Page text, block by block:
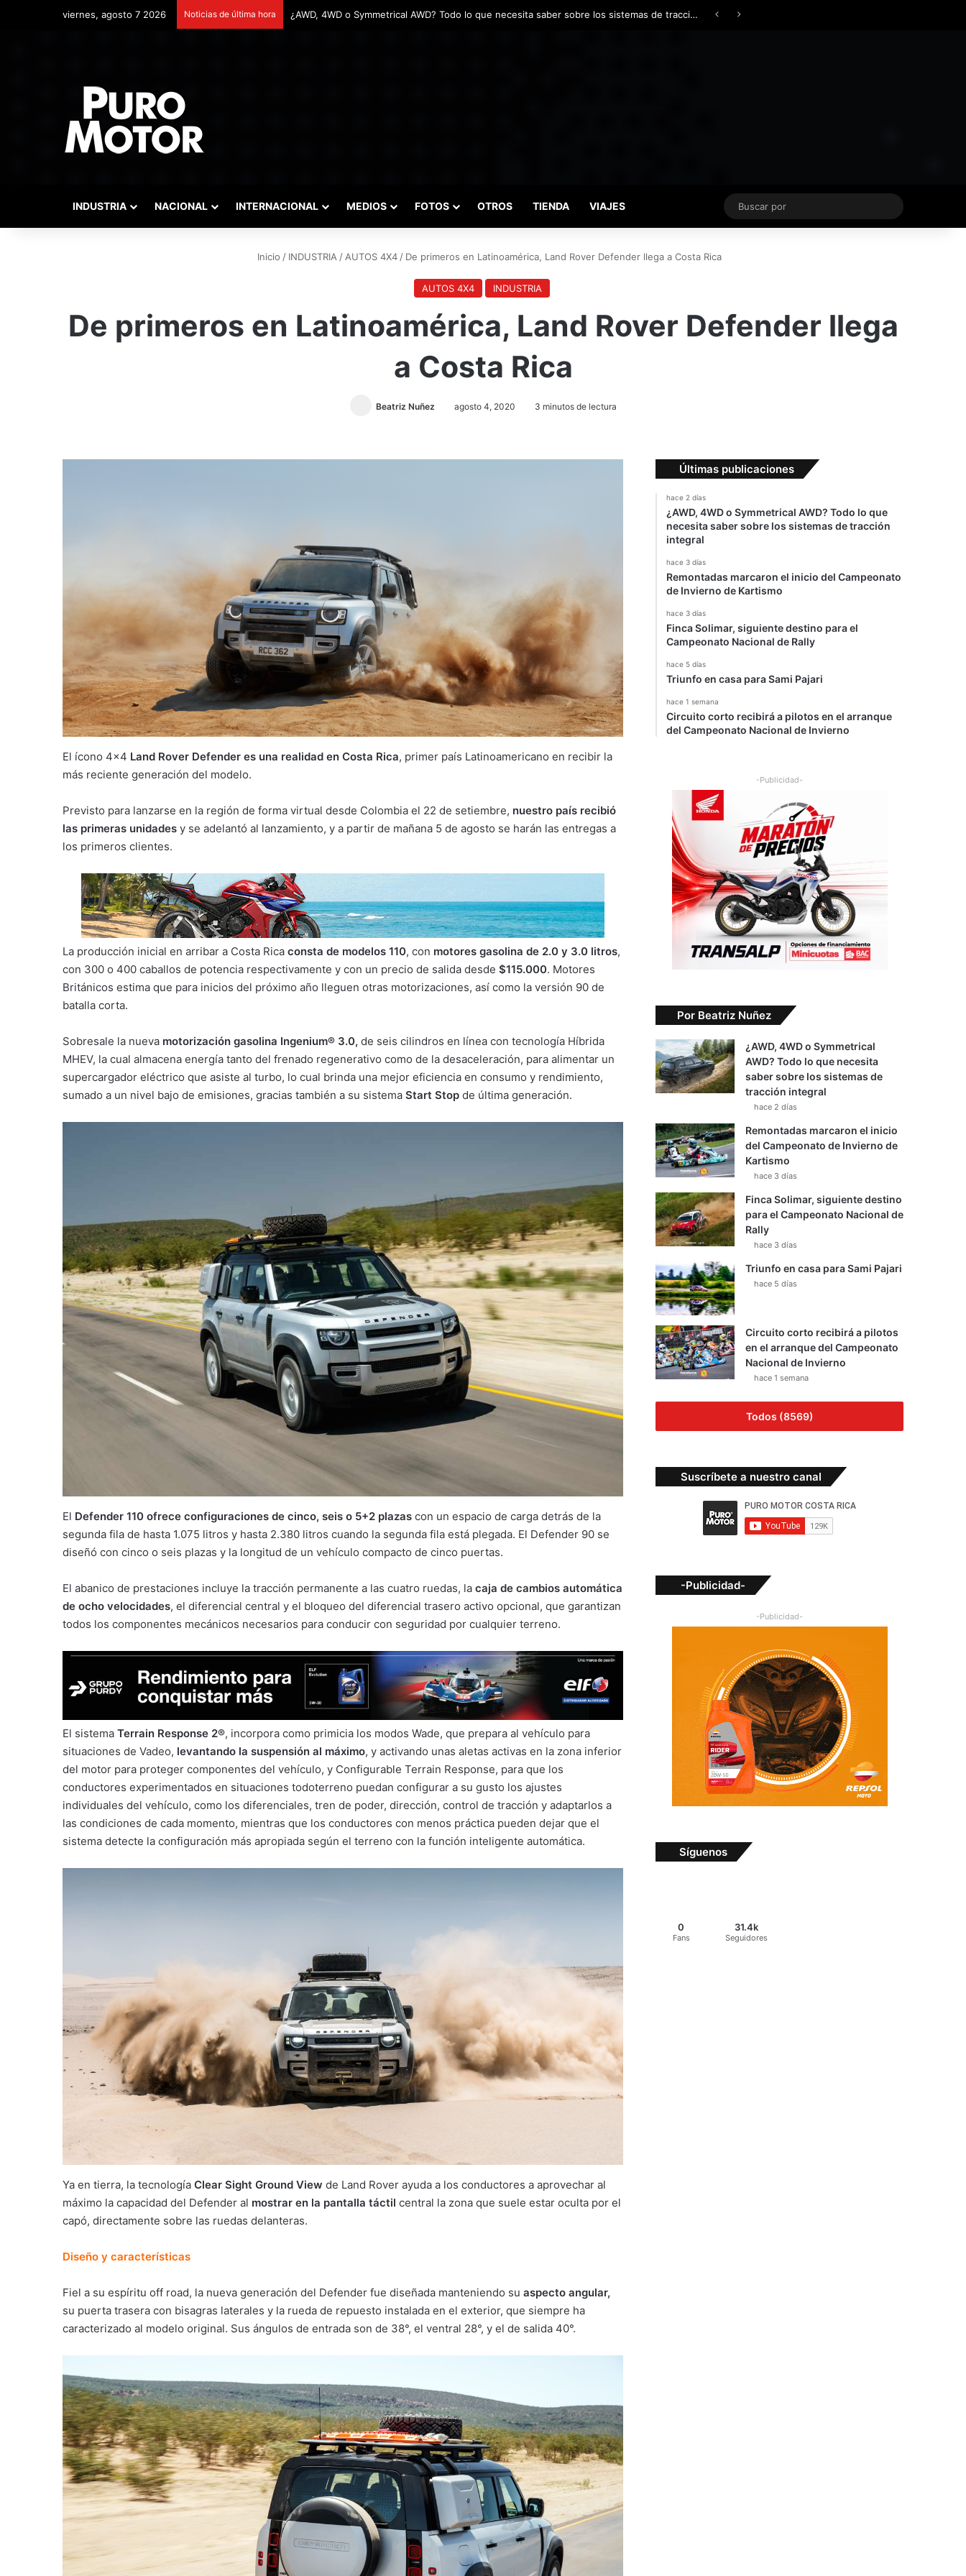
viernes, agosto 7 2026 Noticias de última hora Remontadas marcaron el inicio del Campeonato de Invierno de Kartismo
INDUSTRIA NACIONAL INTERNACIONAL MEDIOS FOTOS OTROS TIENDA VIAJES
Buscar
por
Inicio / INDUSTRIA / AUTOS 4X4 / De primeros en Latinoamérica, Land Rover Defender llega a Costa Rica
AUTOS 4X4 INDUSTRIA
De primeros en Latinoamérica, Land Rover Defender llega
a Costa Rica
Beatriz Nuñez agosto 4, 2020 3 minutos de lectura
El ícono 4×4 Land Rover Defender es una realidad en Costa Rica, primer país Latinoamericano en recibir la
más reciente generación del modelo.
Previsto para lanzarse en la región de forma virtual desde Colombia el 22 de setiembre, nuestro país recibió
las primeras unidades y se adelantó al lanzamiento, y a partir de mañana 5 de agosto se harán las entregas a
los primeros clientes.
La producción inicial en arribar a Costa Rica consta de modelos 110, con motores gasolina de 2.0 y 3.0 litros,
con 300 o 400 caballos de potencia respectivamente y con un precio de salida desde $115.000. Motores
Británicos estima que para inicios del próximo año lleguen otras motorizaciones, así como la versión 90 de
batalla corta.
Sobresale la nueva motorización gasolina Ingenium® 3.0, de seis cilindros en línea con tecnología Híbrida
MHEV, la cual almacena energía tanto del frenado regenerativo como de la desaceleración, para alimentar un
supercargador eléctrico que asiste al turbo, lo cual brinda una mejor eficiencia en consumo y rendimiento,
sumado a un nivel bajo de emisiones, gracias también a su sistema Start Stop de última generación.
El Defender 110 ofrece configuraciones de cinco, seis o 5+2 plazas con un espacio de carga detrás de la
segunda fila de hasta 1.075 litros y hasta 2.380 litros cuando la segunda fila está plegada. El Defender 90 se
diseñó con cinco o seis plazas y la longitud de un vehículo compacto de cinco puertas.
El abanico de prestaciones incluye la tracción permanente a las cuatro ruedas, la caja de cambios automática
de ocho velocidades, el diferencial central y el bloqueo del diferencial trasero activo opcional, que garantizan
todos los componentes mecánicos necesarios para conducir con seguridad por cualquier terreno.
El sistema Terrain Response 2®, incorpora como primicia los modos Wade, que prepara al vehículo para
situaciones de Vadeo, levantando la suspensión al máximo, y activando unas aletas activas en la zona inferior
del motor para proteger componentes del vehículo, y Configurable Terrain Response, para que los
conductores experimentados en situaciones todoterreno puedan configurar a su gusto los ajustes
individuales del vehículo, como los diferenciales, tren de poder, dirección, control de tracción y adaptarlos a
las condiciones de cada momento, mientras que los conductores con menos práctica pueden dejar que el
sistema detecte la configuración más apropiada según el terreno con la función inteligente automática.
Ya en tierra, la tecnología Clear Sight Ground View de Land Rover ayuda a los conductores a aprovechar al
máximo la capacidad del Defender al mostrar en la pantalla táctil central la zona que suele estar oculta por el
capó, directamente sobre las ruedas delanteras.
Diseño y características
Fiel a su espíritu off road, la nueva generación del Defender fue diseñada manteniendo su aspecto angular,
su puerta trasera con bisagras laterales y la rueda de repuesto instalada en el exterior, que siempre ha
caracterizado al modelo original. Sus ángulos de entrada son de 38°, el ventral 28°, y el de salida 40°.
Últimas publicaciones
hace 2 días
¿AWD, 4WD o Symmetrical AWD? Todo lo que
necesita saber sobre los sistemas de tracción
integral
hace 3 días
Remontadas marcaron el inicio del Campeonato
de Invierno de Kartismo
hace 3 días
Finca Solimar, siguiente destino para el
Campeonato Nacional de Rally
hace 5 días
Triunfo en casa para Sami Pajari
hace 1 semana
Circuito corto recibirá a pilotos en el arranque
del Campeonato Nacional de Invierno
-Publicidad-
Por Beatriz Nuñez
¿AWD, 4WD o Symmetrical
AWD? Todo lo que necesita
saber sobre los sistemas de
tracción integral
hace 2 días
Remontadas marcaron el inicio
del Campeonato de Invierno de
Kartismo
hace 3 días
Finca Solimar, siguiente destino
para el Campeonato Nacional de
Rally
hace 3 días
Triunfo en casa para Sami Pajari
hace 5 días
Circuito corto recibirá a pilotos
en el arranque del Campeonato
Nacional de Invierno
hace 1 semana
Todos (8569)
Suscríbete a nuestro canal
-Publicidad-
-Publicidad-
Síguenos
0
Fans
31.4k
Seguidores